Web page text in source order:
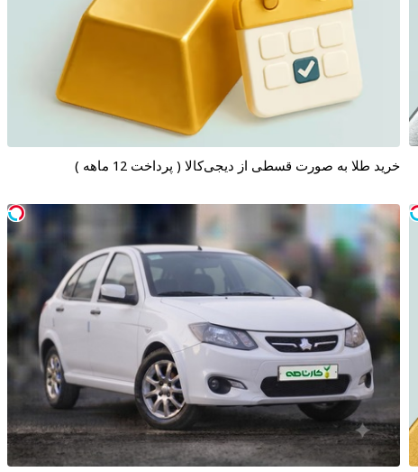
خرید طلا به صورت قسطی از دیجی‌کالا ( پرداخت 12 ماهه )